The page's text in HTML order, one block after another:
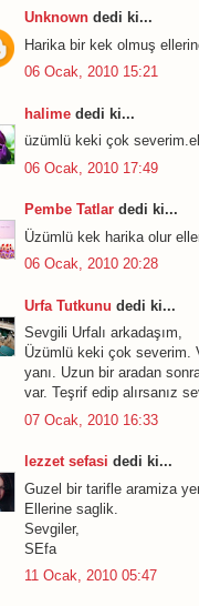
Unknown dedi ki...
Harika bir kek olmuş
06 Ocak, 2010 15:21
halime dedi ki...
üzümlü keki çok
06 Ocak, 2010 17:49
Pembe Tatlar dedi ki...
Üzümlü kek harika olur
06 Ocak, 2010 20:28
Urfa Tutkunu dedi ki...
Sevgili Urfalı arkadaşım,
Üzümlü keki çok severim.
yanı. Uzun bir aradan
var. Teşrif edip alırsanız
07 Ocak, 2010 16:33
lezzet sefasi dedi ki...
Guzel bir tarifle aramiza
Ellerine saglik.
Sevgiler,
SEfa
11 Ocak, 2010 05:47